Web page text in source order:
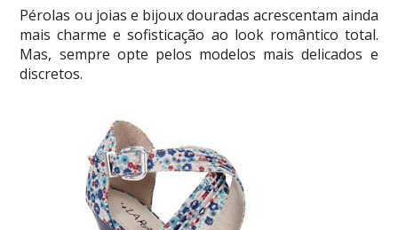
Pérolas ou joias e bijoux douradas acrescentam ainda
mais charme e sofisticação ao look romântico total.
Mas, sempre opte pelos modelos mais delicados e
discretos.